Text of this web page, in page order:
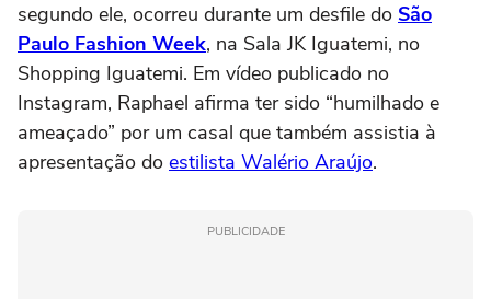
segundo ele, ocorreu durante um desfile do São
Paulo Fashion Week, na Sala JK Iguatemi, no
Shopping Iguatemi. Em vídeo publicado no
Instagram, Raphael afirma ter sido “humilhado e
ameaçado” por um casal que também assistia à
apresentação do estilista Walério Araújo.
PUBLICIDADE